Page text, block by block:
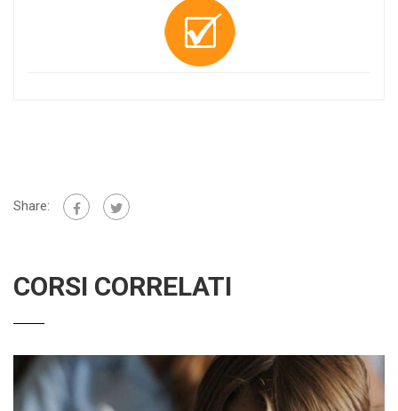
Share:
CORSI CORRELATI